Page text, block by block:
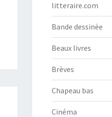
litteraire.com
Bande dessinée
Beaux livres
Brèves
Chapeau bas
Cinéma